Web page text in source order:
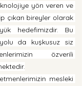
yön veren ve
çıkan bireyler olarak
hedefimizdir. Bu
da kuşkusuz siz
özverili
mesleki